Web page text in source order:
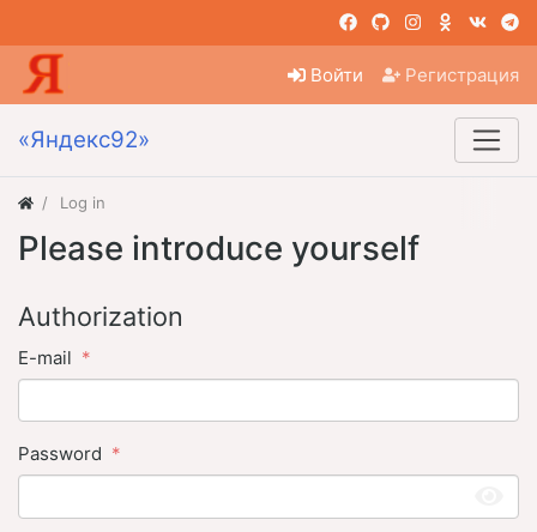
Войти Регистрация
«Яндекс92»
Log in
Please introduce yourself
Authorization
E-mail
Password